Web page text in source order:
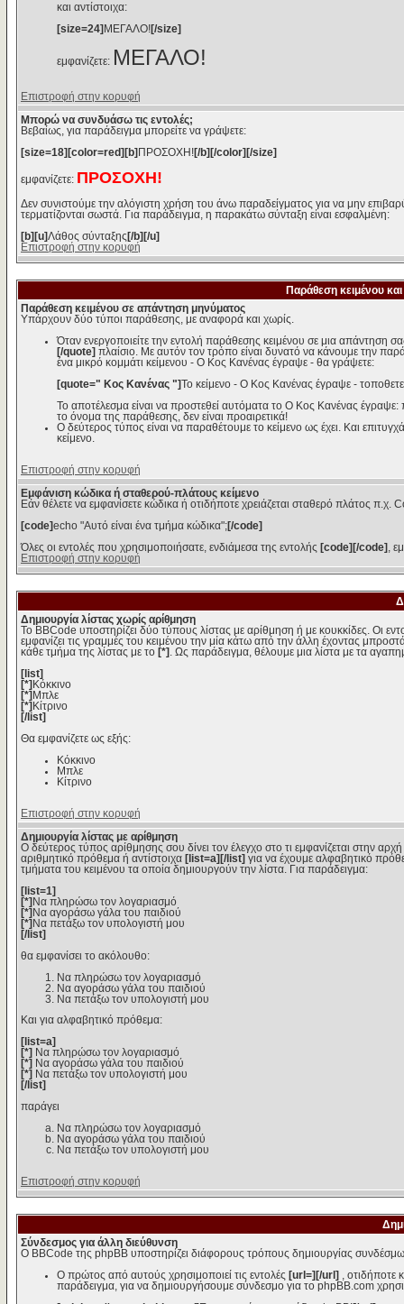
και αντίστοιχα:
[size=24] ΜΕΓΑΛΟ![/size]
εμφανίζετε: ΜΕΓΑΛΟ!
Επιστροφή στην κορυφή
Μπορώ να συνδυάσω τις εντολές;
Βεβαίως, για παράδειγμα μπορείτε να γράψετε:
[size=18][color=red][b]
ΠΡΟΣΟΧΗ! [/b][/color][/size]
εμφανίζετε: ΠΡΟΣΟΧΗ!
Δεν συνιστούμε την αλόγιστη χρήση του άνω παραδείγματος για να μην
τερματίζονται σωστά. Για παράδειγμα, η παρακάτω σύνταξη είναι εσφαλμένη:
[b][u] Λάθος σύνταξης [/b][/u]
Επιστροφή στην κορυφή
Παράθεση κειμένου
Παράθεση κειμένου σε απάντηση μηνύματος
Υπάρχουν δύο τύποι παράθεσης, με αναφορά και χωρίς.
Όταν ενεργοποιείτε την εντολή παράθεσης κειμένου σε μια απάντηση
[/quote] πλαίσιο. Με αυτόν τον τρόπο είναι δυνατό να κάνουμε την
ένα μικρό κομμάτι κείμενου - Ο Κος Κανένας έγραψε - θα γράψετε:
[quote=" Κος Κανένας "]Το κείμενο - Ο Κος Κανένας έγραψε -
Το αποτέλεσμα είναι να προστεθεί αυτόματα το Ο Κος Κανένας
το όνομα της παράθεσης, δεν είναι προαιρετικά!
Ο δεύτερος τύπος είναι να παραθέτουμε το κείμενο ως έχει. Και
κείμενο.
Επιστροφή στην κορυφή
Εμφάνιση κώδικα ή σταθερού-πλάτους κείμενο
Εάν θέλετε να εμφανίσετε κώδικα ή οτιδήποτε χρειάζεται σταθερό πλάτος π.χ.
[code] echo "Αυτό είναι ένα τμήμα κώδικα"; [/code]
Όλες οι εντολές που χρησιμοποιήσατε, ενδιάμεσα της εντολής
[code][/code]
,
Επιστροφή στην κορυφή
Δημιουργία λίστας χωρίς αρίθμηση
Το BBCode υποστηρίζει δύο τύπους λίστας με αρίθμηση ή με κουκκίδες. Οι
εμφανίζει τις γραμμές του κειμένου την μία κάτω από την άλλη έχοντας
κάθε τμήμα της λίστας με το [*]
. Ως παράδειγμα, θέλουμε μια λίστα με τα
[list]
[*] Κόκκινο
[*] Μπλε
[*] Κίτρινο
[/list]
Θα εμφανίζετε ως εξής:
Κόκκινο
Μπλε
Κίτρινο
Επιστροφή στην κορυφή
Δημιουργία λίστας με αρίθμηση
Ο δεύτερος τύπος αρίθμησης σου δίνει τον έλεγχο στο τι εμφανίζεται στην
αριθμητικό πρόθεμα ή αντίστοιχα
[list=a][/list] για να έχουμε αλφαβητικό
τμήματα του κειμένου τα οποία δημιουργούν την λίστα. Για παράδειγμα:
[list=1]
[*] Να πληρώσω τον λογαριασμό
[*] Να αγοράσω γάλα του παιδιού
[*] Να πετάξω τον υπολογιστή μου
[/list]
θα εμφανίσει το ακόλουθο:
Να πληρώσω τον λογαριασμό
Να αγοράσω γάλα του παιδιού
Να πετάξω τον υπολογιστή μου
Και για αλφαβητικό πρόθεμα:
[list=a]
[*]
Να πληρώσω τον λογαριασμό
[*]
Να αγοράσω γάλα του παιδιού
[*]
Να πετάξω τον υπολογιστή μου
[/list]
παράγει
Να πληρώσω τον λογαριασμό
Να αγοράσω γάλα του παιδιού
Να πετάξω τον υπολογιστή μου
Επιστροφή στην κορυφή
Σύνδεσμος για άλλη διεύθυνση
Ο BBCode της phpBB υποστηρίζει διάφορους τρόπους δημιουργίας
Ο πρώτος από αυτούς χρησιμοποιεί τις εντολές [url=][/url]
, οτιδήποτε
παράδειγμα, για να δημιουργήσουμε σύνδεσμο για το phpBB.com